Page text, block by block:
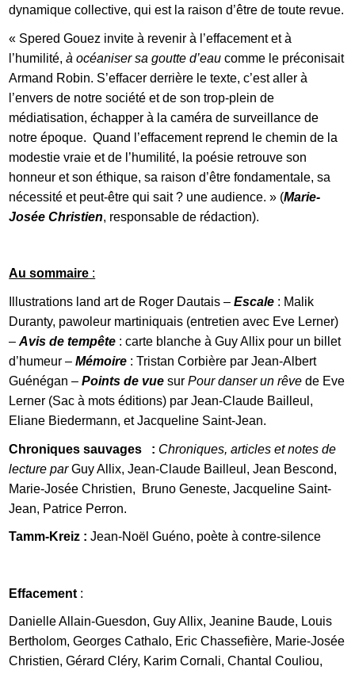
dynamique collective, qui est la raison d’être de toute revue.
« Spered Gouez invite à revenir à l’effacement et à
l’humilité,à océaniser sa goutte d’eau comme le préconisait
Armand Robin. S’effacer derrière le texte, c’est aller à
l’envers de notre société et de son trop-plein de
médiatisation, échapper à la caméra de surveillance de
notre époque. Quand l’effacement reprend le chemin de la
modestie vraie et de l’humilité, la poésie retrouve son
honneur et son éthique, sa raison d’être fondamentale, sa
nécessité et peut-être qui sait ? une audience. » (Marie-
Josée Christien, responsable de rédaction).
Au sommaire :
Illustrations land art de Roger Dautais –Escale : Malik
Duranty, pawoleur martiniquais (entretien avec Eve Lerner)
–Avis de tempête : carte blanche à Guy Allix pour un billet
d’humeur –Mémoire : Tristan Corbière par Jean-Albert
Guénégan –Points de vue surPour danser un rêvede Eve
Lerner (Sac à mots éditions) par Jean-Claude Bailleul,
Eliane Biedermann, et Jacqueline Saint-Jean.
Chroniques sauvages : Chroniques, articles et notes de
lecture parGuy Allix, Jean-Claude Bailleul, Jean Bescond,
Marie-Josée Christien, Bruno Geneste, Jacqueline Saint-
Jean, Patrice Perron.
Tamm-Kreiz :Jean-Noël Guéno, poète à contre-silence
Effacement :
Danielle Allain-Guesdon, Guy Allix, Jeanine Baude, Louis
Bertholom, Georges Cathalo, Eric Chassefière, Marie-Josée
Christien, Gérard Cléry, Karim Cornali, Chantal Couliou,